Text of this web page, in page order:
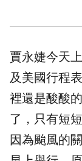
賈永婕今天
及美國行程
裡還是酸酸
了，只有短
因為颱風的